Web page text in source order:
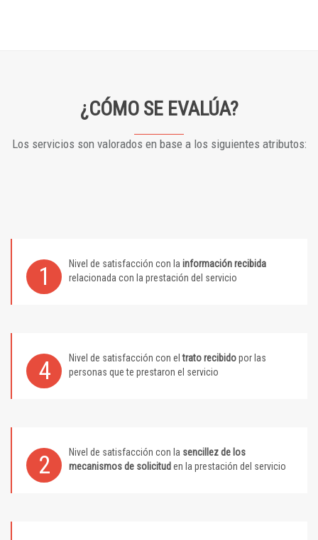
¿CÓMO SE EVALÚA?
Los servicios son valorados en base a los siguientes atributos:
1 Nivel de satisfacción con la información recibida
relacionada con la prestación del servicio
4 Nivel de satisfacción con eltrato recibidopor las
personas que te prestaron el servicio
2 Nivel de satisfacción con la sencillez de los
mecanismos de solicitud en la prestación del servicio